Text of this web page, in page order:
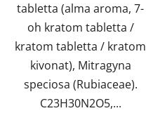
tabletta (alma aroma, 7-
oh kratom tabletta /
kratom tabletta / kratom
kivonat), Mitragyna
speciosa (Rubiaceae).
C23H30N2O5,...